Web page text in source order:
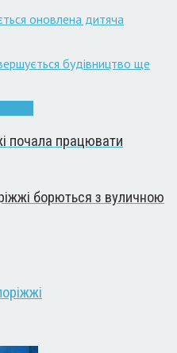
оновлена дитяча
будівництво ще
почала працювати
борються з вуличною